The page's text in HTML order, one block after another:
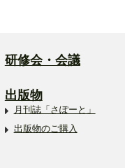
研修会・会議
出版物
月刊誌「さぽーと」
出版物のご購入